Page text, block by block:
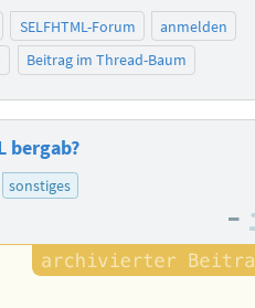
SELFHTML-Forum
anmelden
Beitrag im Thread-Baum
bergab?
sonstiges
–